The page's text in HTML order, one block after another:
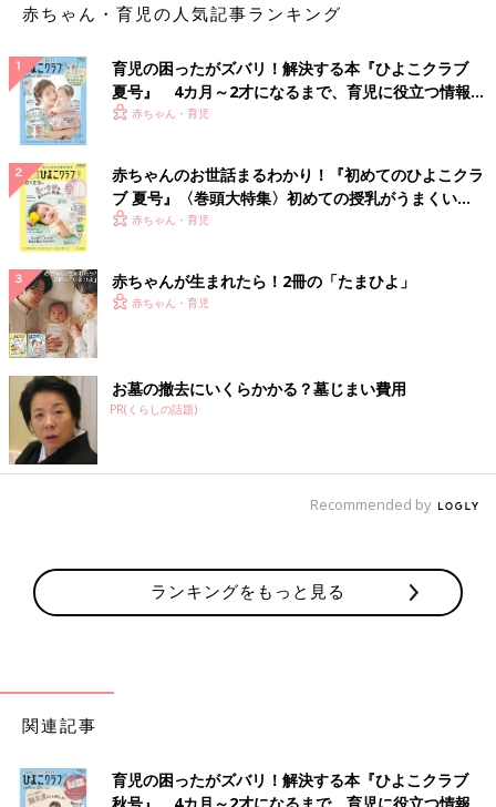
赤ちゃん・育児の人気記事ランキング
育児の困ったがズバリ！解決する本『ひよこクラブ
夏号』 4カ月～2才になるまで、育児に役立つ情報が
いっぱい！
赤ちゃん・育児
赤ちゃんのお世話まるわかり！『初めてのひよこクラ
ブ 夏号』〈巻頭大特集〉初めての授乳がうまくい
く！ おっぱい・ミルクの基本と夏のトラブル 解決テ
赤ちゃん・育児
赤ちゃんが生まれたら！2冊の「たまひよ」
赤ちゃん・育児
お墓の撤去にいくらかかる？墓じまい費用
PR(くらしの話題)
Recommended by
ランキングをもっと見る
関連記事
育児の困ったがズバリ！解決する本『ひよこクラブ